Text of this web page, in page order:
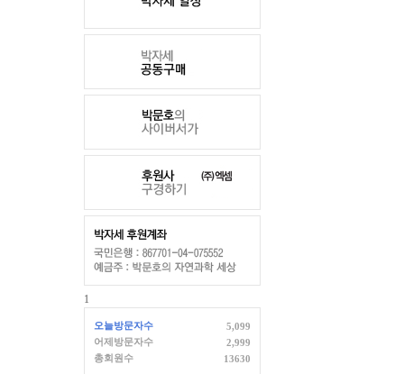
1
오늘방문자수
5,099
어제방문자수
2,999
총회원수
13630